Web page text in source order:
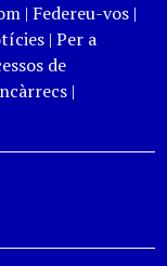
| Federeu-vos|
| Per a
de
|